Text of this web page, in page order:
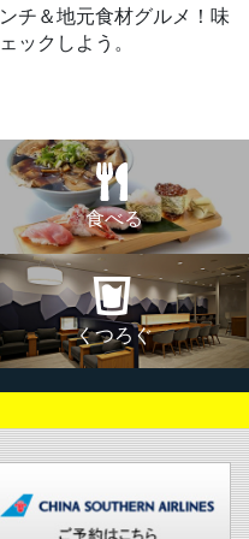
チ＆地元食材グルメ！味
ックしよう。
食べる
くつろぐ